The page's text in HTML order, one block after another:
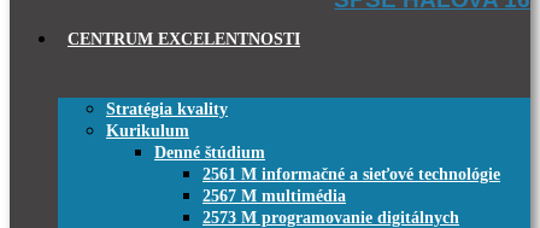
CENTRUM EXCELENTNOSTI
Stratégia kvality
Kurikulum
Denné štúdium
2561 M informačné a sieťové technológie
2567 M multimédia
2573 M programovanie digitálnych